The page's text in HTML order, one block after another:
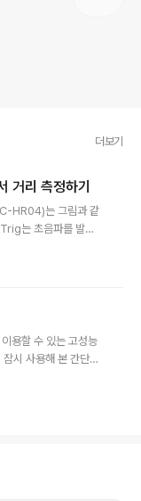
더보기
거리 측정하기
HR04)는 그림과 같
는 초음파를 발생
털 핀 두 개가 필요
Library > Add .ZIP
들어진다. 이것을 선
용할 수 있는 고성능
시 사용해 본 간단한
에서 동작이 되기 때
바에 의하면 I2C 통
의 속도만을 지